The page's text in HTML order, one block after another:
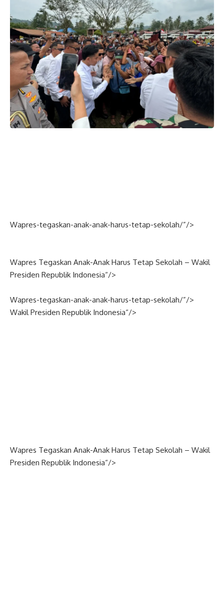
Wapres-tegaskan-anak-anak-harus-tetap-sekolah/”/>
Wapres Tegaskan Anak-Anak Harus Tetap Sekolah – Wakil
Presiden Republik Indonesia“/>
Wapres-tegaskan-anak-anak-harus-tetap-sekolah/”/>
Wakil Presiden Republik Indonesia“/>
Wapres Tegaskan Anak-Anak Harus Tetap Sekolah – Wakil
Presiden Republik Indonesia“/>